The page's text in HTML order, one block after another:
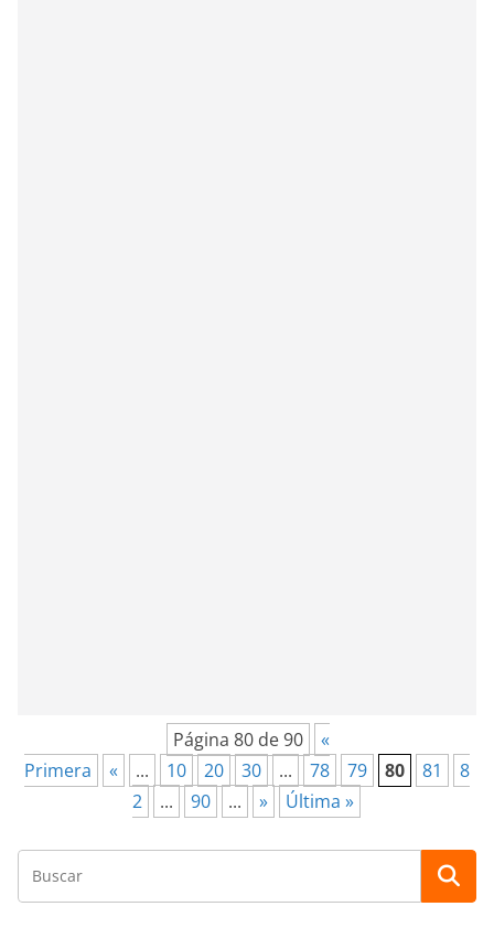
Página 80 de 90
«
Primera
« ... 10 20 30 ... 78 79 80 81
8
2
... 90 ... » Última »